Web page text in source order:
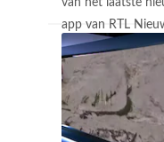
app van RTL